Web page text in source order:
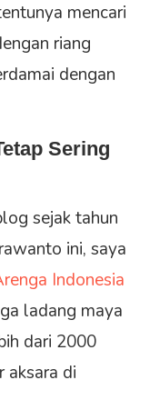
mencari
riang
dengan
Sering
sejak tahun
ini, saya
Indonesia
ladang maya
dari 2000
aksara di